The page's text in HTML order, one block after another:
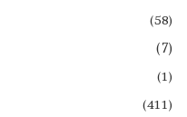
(58)
(7)
(1)
(411)